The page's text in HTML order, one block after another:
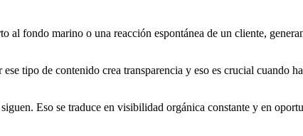
fondo marino o una reacción espontánea de un cliente,
tipo de contenido crea transparencia y eso es crucial cuando
Eso se traduce en visibilidad orgánica constante y en